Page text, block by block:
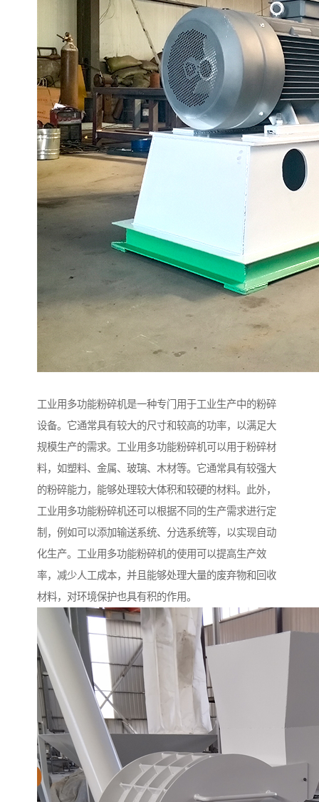
工业用多功能粉碎机是一种专门用于工业生产中的粉碎
设备。它通常具有较大的尺寸和较高的功率，以满足大
规模生产的需求。工业用多功能粉碎机可以用于粉碎材
料，如塑料、金属、玻璃、木材等。它通常具有较强大
的粉碎能力，能够处理较大体积和较硬的材料。此外，
工业用多功能粉碎机还可以根据不同的生产需求进行定
制，例如可以添加输送系统、分选系统等，以实现自动
化生产。工业用多功能粉碎机的使用可以提高生产效
率，减少人工成本，并且能够处理大量的废弃物和回收
材料，对环境保护也具有积的作用。